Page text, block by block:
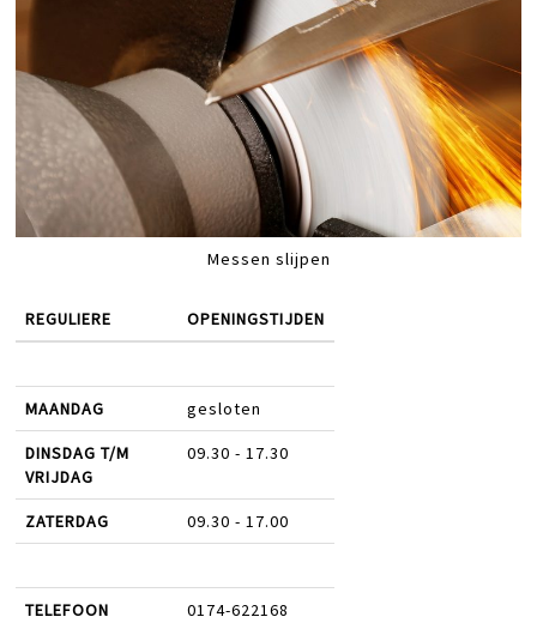
Messen slijpen
REGULIERE OPENINGSTIJDEN
MAANDAG gesloten
DINSDAG T/M
VRIJDAG
09.30 - 17.30
ZATERDAG 09.30 - 17.00
TELEFOON 0174-622168